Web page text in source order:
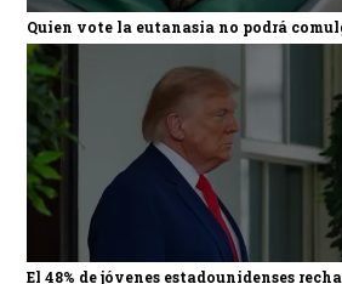
Quien vote la eutanasia no podrá
El 48% de jóvenes estadounidenses